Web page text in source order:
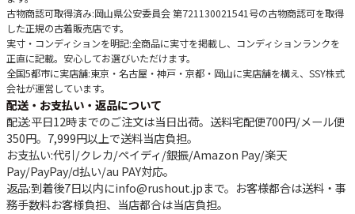
古物商認可取得済み:岡山県公安委員会 第721130021541号の古物商認可を取得
した正規の古着販売店です。
実寸・コンディションを明記:全商品に実寸を掲載し、コンディションランクを
正直に記載。安心してお選びいただけます。
全国5都市に実店舗:東京・名古屋・神戸・京都・岡山に実店舗を構え、SSY株式
会社が運営しています。
配送・お支払い・返品について
配送:平日12時までのご注文は当日出荷。送料宅配便700円/メール便
350円。 7,999円以上で送料当店負担。
お支払い:代引/クレカ/ペイディ/銀振/Amazon Pay/楽天
Pay/PayPay/d払い/au PAY対応。
返品:到着後7日以内にinfo@rushout.jpまで。お客様都合は送料・事
務手数料お客様負担、当店都合は当店負担。